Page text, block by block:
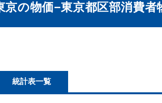
京の物価−東京都区部消費者
統計表一覧